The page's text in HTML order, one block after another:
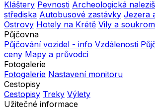
Kláštery Pevnosti Archeologická
střediska Autobusové zastávky Jezera
Ostrovy Hotely na Krétě Vily a
Půjčovna
Půjčování vozidel - info Vzdálenosti
ceny Mapy a průvodci
Fotogalerie
Fotogalerie Nastavení monitoru
Cestopisy
Cestopisy Treky Výlety
Užitečné informace